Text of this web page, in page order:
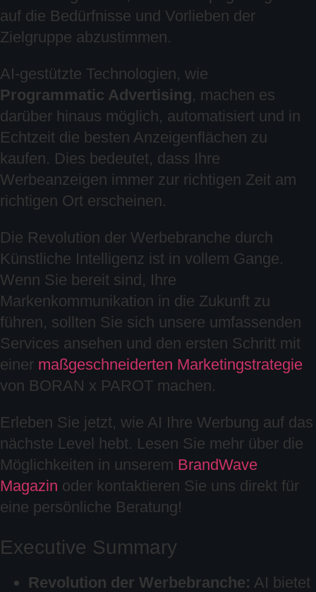
auf die Bedürfnisse und Vorlieben der
Zielgruppe abzustimmen.
AI-gestützte Technologien, wie
Programmatic Advertising, machen es
darüber hinaus möglich, automatisiert und in
Echtzeit die besten Anzeigenflächen zu
kaufen. Dies bedeutet, dass Ihre
Werbeanzeigen immer zur richtigen Zeit am
richtigen Ort erscheinen.
Die Revolution der Werbebranche durch
Künstliche Intelligenz ist in vollem Gange.
Wenn Sie bereit sind, Ihre
Markenkommunikation in die Zukunft zu
führen, sollten Sie sich unsere umfassenden
Services ansehen und den ersten Schritt mit
einer maßgeschneiderten Marketingstrategie
von BORAN x PAROT machen.
Erleben Sie jetzt, wie AI Ihre Werbung auf das
nächste Level hebt. Lesen Sie mehr über die
Möglichkeiten in unserem BrandWave
Magazin oder kontaktieren Sie uns direkt für
eine persönliche Beratung!
Executive Summary
Revolution der Werbebranche: AI bietet